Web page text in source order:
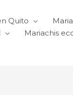
Quito
Mariachis